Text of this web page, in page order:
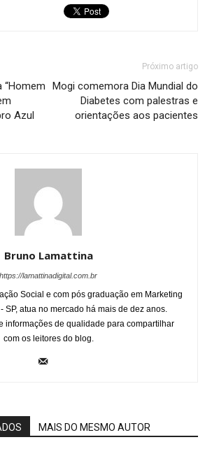
“Homem
Azul
Próximo artigo
Mogi comemora Dia Mundial do
Diabetes com palestras e
orientações aos pacientes
Bruno Lamattina
https://lamattinadigital.com.br
Social e com pós graduação em Marketing
SP, atua no mercado há mais de dez anos.
informações de qualidade para compartilhar
com os leitores do blog.
MAIS DO MESMO AUTOR